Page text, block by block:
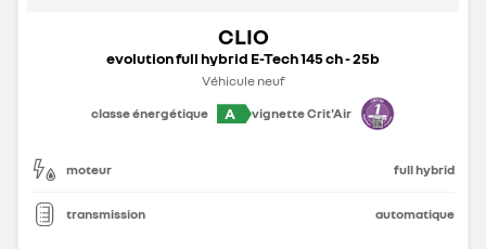
CLIO
evolution full hybrid E-Tech 145 ch - 25b
Véhicule neuf
classe énergétique
A vignette Crit'Air
moteur full hybrid
transmission automatique